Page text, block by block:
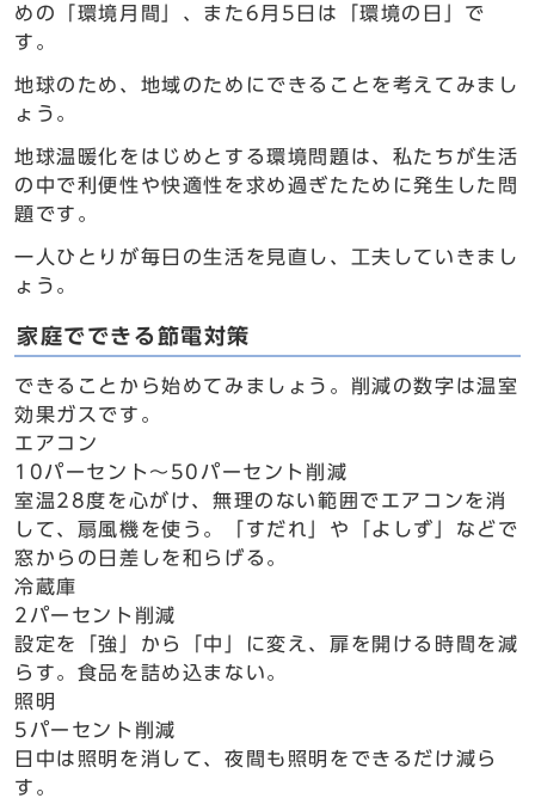
めの「環境月間」、また6月5日は「環境の日」で
す。
地球のため、地域のためにできることを考えてみまし
ょう。
地球温暖化をはじめとする環境問題は、私たちが生活
の中で利便性や快適性を求め過ぎたために発生した問
題です。
一人ひとりが毎日の生活を見直し、工夫していきまし
ょう。
家庭でできる節電対策
できることから始めてみましょう。削減の数字は温室
効果ガスです。
エアコン
10パーセント～50パーセント削減
室温28度を心がけ、無理のない範囲でエアコンを消
して、扇風機を使う。「すだれ」や「よしず」などで
窓からの日差しを和らげる。
冷蔵庫
2パーセント削減
設定を「強」から「中」に変え、扉を開ける時間を減
らす。食品を詰め込まない。
照明
5パーセント削減
日中は照明を消して、夜間も照明をできるだけ減ら
す。